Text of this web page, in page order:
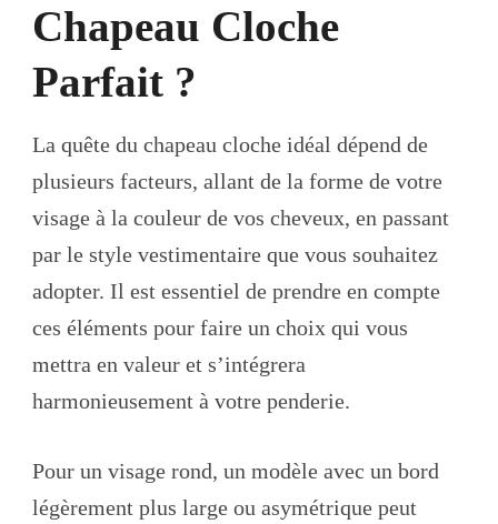
Chapeau Cloche
Parfait ?
La quête du chapeau cloche idéal dépend de
plusieurs facteurs, allant de la forme de votre
visage à la couleur de vos cheveux, en passant
par le style vestimentaire que vous souhaitez
adopter. Il est essentiel de prendre en compte
ces éléments pour faire un choix qui vous
mettra en valeur et s’intégrera
harmonieusement à votre penderie.
Pour un visage rond, un modèle avec un bord
légèrement plus large ou asymétrique peut